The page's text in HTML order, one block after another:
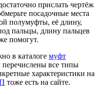
прислать чертёж
посадочные места
полумуфты, её длину,
пальцы, длину пальцев
помогут.
в каталоге муфт
все типы
характеристики на
тоже есть на сайте.